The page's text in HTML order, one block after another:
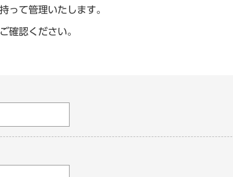
って管理いたします。
確認ください。